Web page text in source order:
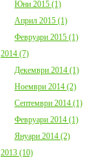
Юни 2015 (1)
Април 2015 (1)
Февруари 2015 (1)
2014 (7)
Декември 2014 (1)
Ноември 2014 (2)
Септември 2014 (1)
Февруари 2014 (1)
Януари 2014 (2)
2013 (10)